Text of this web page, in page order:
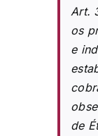
Art.
os
e
de